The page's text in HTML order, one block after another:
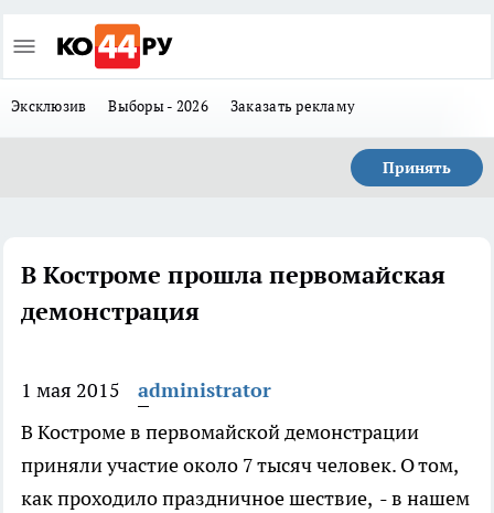
Эксклюзив Выборы - 2026 Заказать рекламу
Принять
В Костроме прошла первомайская
демонстрация
1 мая 2015
administrator
В Костроме в первомайской демонстрации
приняли участие около 7 тысяч человек. О том,
как проходило праздничное шествие, - в нашем